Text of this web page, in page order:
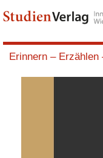
Erinnern – Erzählen